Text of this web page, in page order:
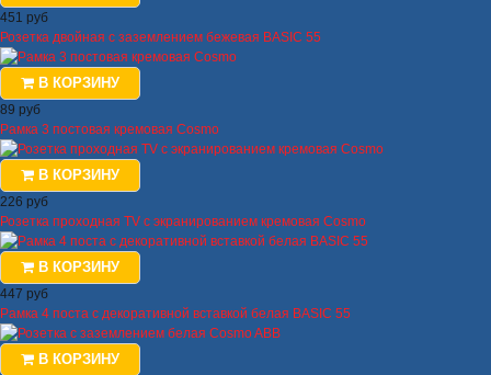
451 руб
Розетка двойная с заземлением бежевая BASIC 55
В КОРЗИНУ
89 руб
Рамка 3 постовая кремовая Cosmo
В КОРЗИНУ
226 руб
Розетка проходная TV с экранированием кремовая Cosmo
В КОРЗИНУ
447 руб
Рамка 4 поста с декоративной вставкой белая BASIC 55
В КОРЗИНУ